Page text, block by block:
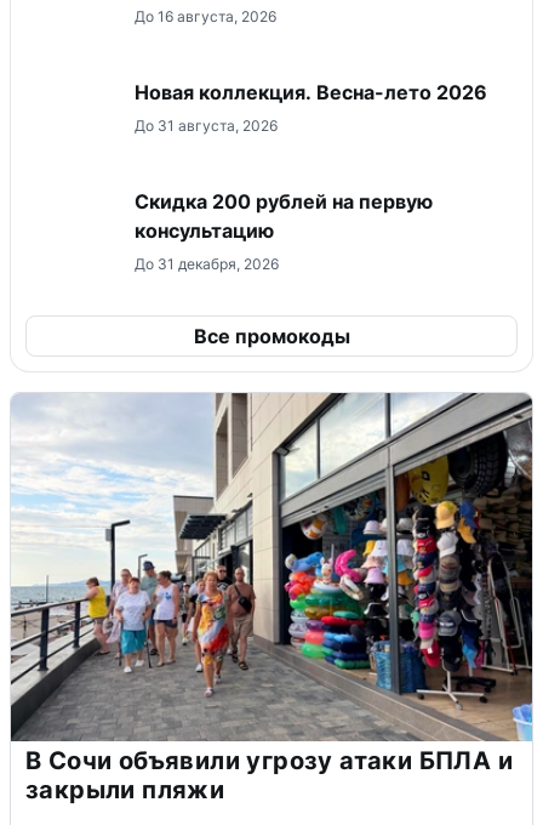
До 16 августа, 2026
Новая коллекция. Весна-лето 2026
До 31 августа, 2026
Скидка 200 рублей на первую
консультацию
До 31 декабря, 2026
Все промокоды
В Сочи объявили угрозу атаки БПЛА и
закрыли пляжи